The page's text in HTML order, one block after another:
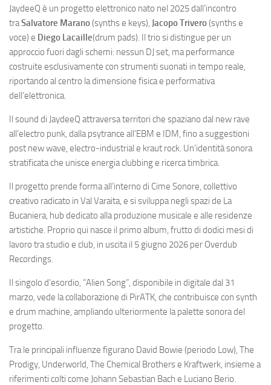
JaydeeQ è un progetto elettronico nato nel 2025 dall’incontro
traSalvatore Marano(synths e keys), Jacopo Trivero(synths e
voce) e Diego Lacaille(drum pads). Il trio si distingue per un
approccio fuori dagli schemi: nessun DJ set, ma performance
costruite esclusivamente con strumenti suonati in tempo reale,
riportando al centro la dimensione fisica e performativa
dell’elettronica.
Il sound di JaydeeQ attraversa territori che spaziano dal new rave
all’electro punk, dalla psytrance all’EBM e IDM, fino a suggestioni
post new wave, electro-industrial e kraut rock. Un’identità sonora
stratificata che unisce energia clubbing e ricerca timbrica.
Il progetto prende forma all’interno di Cime Sonore, collettivo
creativo radicato in Val Varaita, e si sviluppa negli spazi de La
Bucaniera, hub dedicato alla produzione musicale e alle residenze
artistiche. Proprio qui nasce il primo album, frutto di dodici mesi di
lavoro tra studio e club, in uscita il 5 giugno 2026 per Overdub
Recordings.
Il singolo d’esordio, “Alien Song”, disponibile in digitale dal 31
marzo, vede la collaborazione di PirATK, che contribuisce con synth
e drum machine, ampliando ulteriormente la palette sonora del
progetto.
Tra le principali influenze figurano David Bowie (periodo Low), The
Prodigy, Underworld, The Chemical Brothers e Kraftwerk, insieme a
riferimenti colti come Johann Sebastian Bach e Luciano Berio.